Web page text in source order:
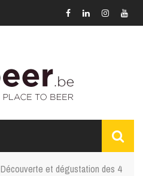
Découverte et dégustation des 4